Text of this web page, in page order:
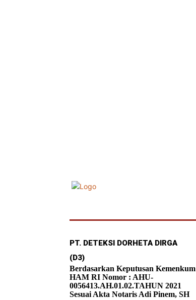
PT. DETEKSI DORHETA DIRGA
(D3)
Berdasarkan Keputusan Kemenkum
HAM RI Nomor : AHU-
0056413.AH.01.02.TAHUN 2021
Sesuai Akta Notaris Adi Pinem, SH